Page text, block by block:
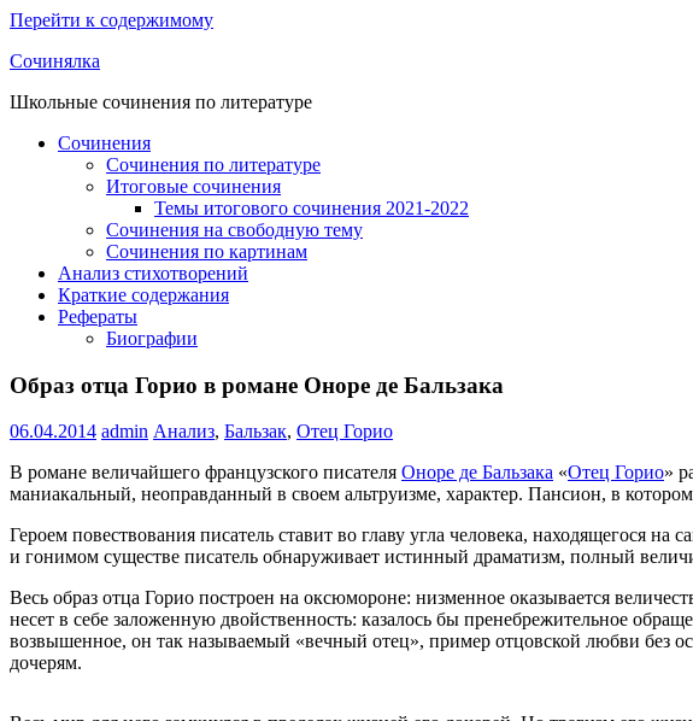
Перейти к содержимому
Сочинялка
Школьные сочинения по литературе
Сочинения
Сочинения по литературе
Итоговые сочинения
Темы итогового сочинения 2021-2022
Сочинения на свободную тему
Сочинения по картинам
Анализ стихотворений
Краткие содержания
Рефераты
Биографии
Образ отца Горио в романе Оноре де Бальзака
06.04.2014 admin Анализ, Бальзак, Отец Горио
В романе величайшего французского писателя Оноре де Бальзака «Отец Горио»
маниакальный, неоправданный в своем альтруизме, характер. Пансион, в
Героем повествования писатель ставит во главу угла человека, находящегося
и гонимом существе писатель обнаруживает истинный драматизм, полный
Весь образ отца Горио построен на оксюмороне: низменное оказывается
несет в себе заложенную двойственность: казалось бы пренебрежительное
возвышенное, он так называемый «вечный отец», пример отцовской любви без
дочерям.